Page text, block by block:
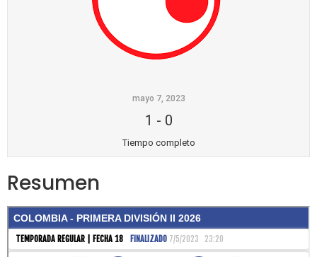
mayo 7, 2023
1 - 0
Tiempo completo
Resumen